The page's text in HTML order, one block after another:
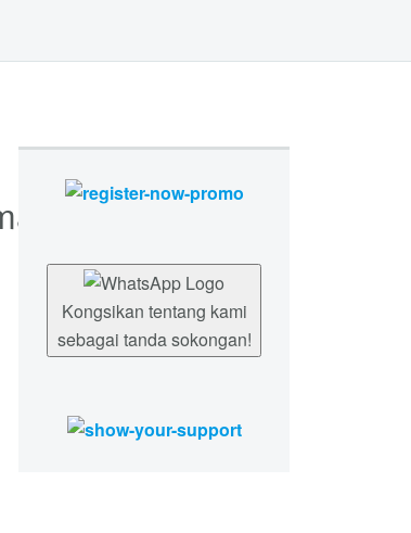
Kongsikan tentang kami
sebagai tanda sokongan!